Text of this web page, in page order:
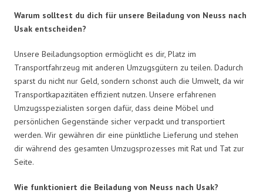
Warum solltest du dich für unsere Beiladung von Neuss nach
Usak entscheiden?
Unsere Beiladungsoption ermöglicht es dir, Platz im
Transportfahrzeug mit anderen Umzugsgütern zu teilen. Dadurch
sparst du nicht nur Geld, sondern schonst auch die Umwelt, da wir
Transportkapazitäten effizient nutzen. Unsere erfahrenen
Umzugsspezialisten sorgen dafür, dass deine Möbel und
persönlichen Gegenstände sicher verpackt und transportiert
werden. Wir gewähren dir eine pünktliche Lieferung und stehen
dir während des gesamten Umzugsprozesses mit Rat und Tat zur
Seite.
Wie funktioniert die Beiladung von Neuss nach Usak?